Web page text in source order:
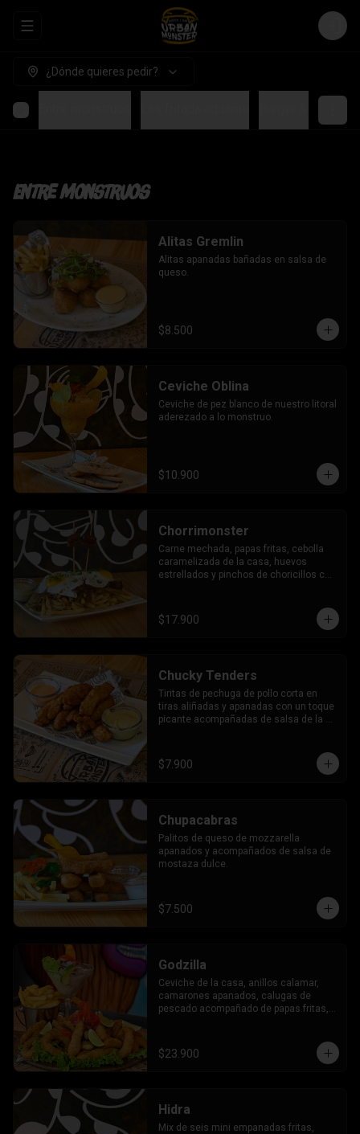
Abrir menu de navegación Login
¿Dónde quieres pedir?
Entre monstruos
Alitas Gremlin
Alitas apanadas bañadas en salsa de
queso.
$8.500
Ceviche Oblina
Ceviche de pez blanco de nuestro litoral
aderezado a lo monstruo.
$10.900
Chorrimonster
Carne mechada, papas fritas, cebolla
caramelizada de la casa, huevos
estrellados y pinchos de choricillos con
$17.900
Chucky Tenders
Tiritas de pechuga de pollo corta en
tiras aliñadas y apanadas con un toque
picante acompañadas de salsa de la
$7.900
Chupacabras
Palitos de queso de mozzarella
apanados y acompañados de salsa de
mostaza dulce.
$7.500
Godzilla
Ceviche de la casa, anillos calamar,
camarones apanados, calugas de
pescado acompañado de papas fritas,
$23.900
Hidra
Mix de seis mini empanadas fritas,